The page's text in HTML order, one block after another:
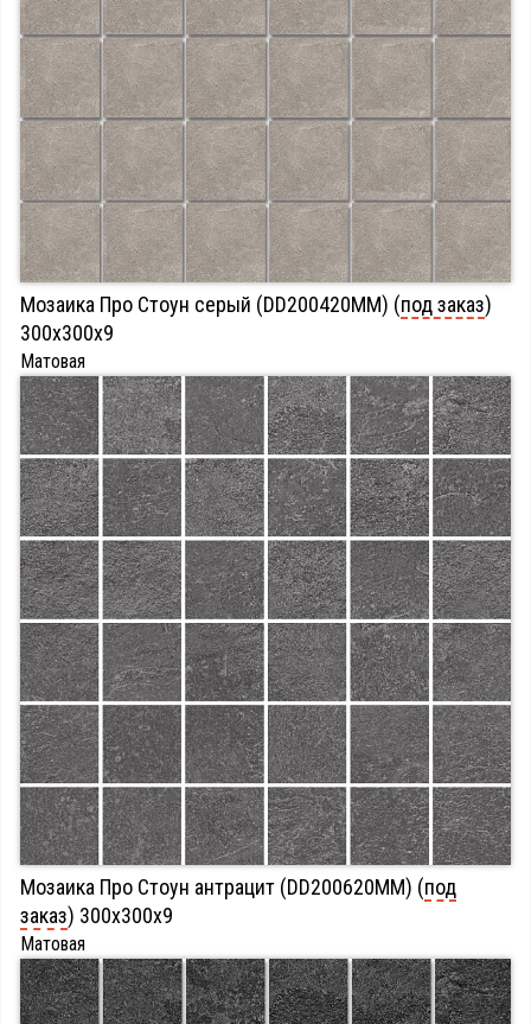
Мозаика Про Стоун серый (DD200420MM) (под заказ)
300х300х9
Матовая
Мозаика Про Стоун антрацит (DD200620MM) (под
заказ) 300х300х9
Матовая